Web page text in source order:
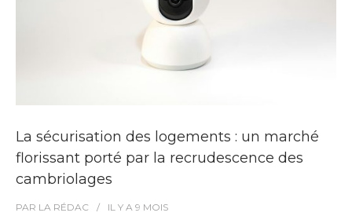
La sécurisation des logements : un marché
florissant porté par la recrudescence des
cambriolages
PAR LA RÉDAC IL Y A 9 MOIS